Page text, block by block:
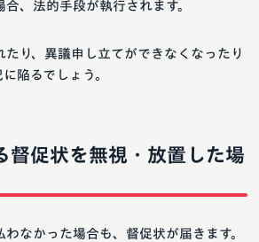
、法的手段が執行されます。
たり、異議申し立てができなくなったり
陥るでしょう。
督促状を無視・放置した場
なかった場合も、督促状が届きます。